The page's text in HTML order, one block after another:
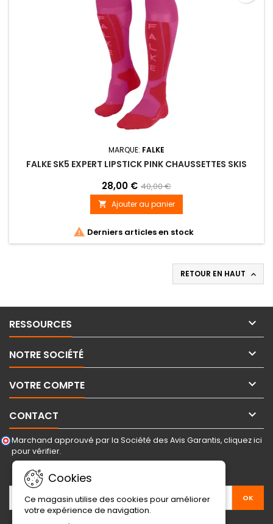
MARQUE: FALKE
FALKE SK5 EXPERT LIPSTICK PINK CHAUSSETTES SKIS
28,00 € 40,00 €
 Ajouter au panier
 Derniers articles en stock
RETOUR EN HAUT 
RESSOURCES 
NOTRE SOCIÉTÉ 
VOTRE COMPTE 
CONTACT 
Cookies
Ce magasin utilise des cookies pour améliorer
votre expérience de navigation.
Marchand approuvé par la Société des Avis Garantis,cliquez ici
pour vérifier.
LETTRE D'INFORMATIONS